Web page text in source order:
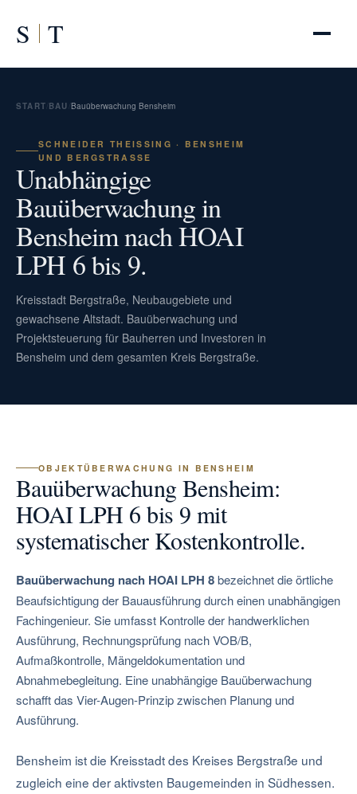
S T
START BAU Bauüberwachung Bensheim
SCHNEIDER THEISSING · BENSHEIM U
ND BERGSTRASSE
Unabhängige
Bauüberwachung in
Bensheim nach HOAI
LPH 6 bis 9.
Kreisstadt Bergstraße, Neubaugebiete und
gewachsene Altstadt. Bauüberwachung und
Projektsteuerung für Bauherren und Investoren in
Bensheim und dem gesamten Kreis Bergstraße.
OBJEKTÜBERWACHUNG IN BENSHEIM
Bauüberwachung Bensheim:
HOAI LPH 6 bis 9 mit
systematischer Kostenkontrolle.
Bauüberwachung nach HOAI LPH 8bezeichnet die örtliche
Beaufsichtigung der Bauausführung durch einen unabhängigen
Fachingenieur. Sie umfasst Kontrolle der handwerklichen
Ausführung, Rechnungsprüfung nach VOB/B,
Aufmaßkontrolle, Mängeldokumentation und
Abnahmebegleitung. Eine unabhängige Bauüberwachung
schafft das Vier-Augen-Prinzip zwischen Planung und
Ausführung.
Bensheim ist die Kreisstadt des Kreises Bergstraße und
zugleich eine der aktivsten Baugemeinden in Südhessen.